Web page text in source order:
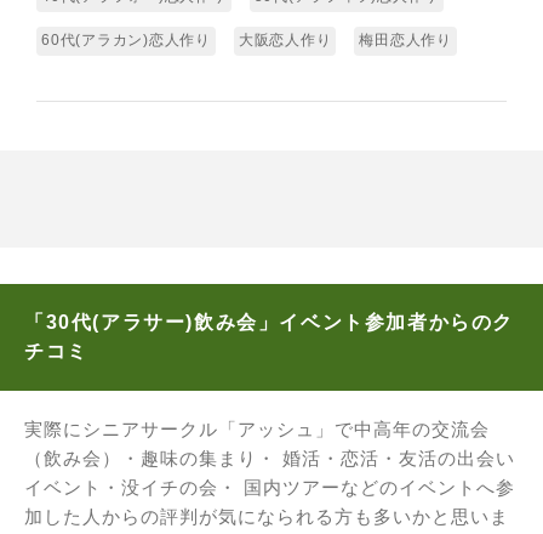
60代(アラカン)恋人作り 大阪恋人作り 梅田恋人作り
「30代(アラサー)飲み会」イベント参加者からのク
チコミ
実際にシニアサークル「アッシュ」で中高年の交流会
（飲み会）・趣味の集まり・ 婚活・恋活・友活の出会い
イベント・没イチの会・ 国内ツアーなどのイベントへ参
加した人からの評判が気になられる方も多いかと思いま